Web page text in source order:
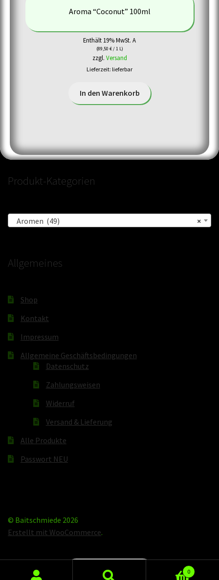
Aroma “Coconut” 100ml
Enthält 19% MwSt. A
(89,50 €/ 1 L)
zzgl. Versand
Lieferzeit: lieferbar
In den Warenkorb
Produkt-Kategorien
×
Aromen (49)
Allgemeines
Shop
Kontakt
Impressum
Allgemeine Geschäftsbedingungen
Datenschutz
Zahlungsweisen
Widerruf
Versand & Lieferung
Alle Produkte
Passwort NEU
© Baitschmiede 2026
Erstellt mit WooCommerce.
Vertrag widerrufen 0